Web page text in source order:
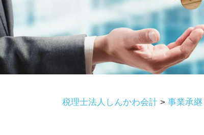
税理士法人しんかわ会計 > 事業承継